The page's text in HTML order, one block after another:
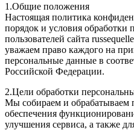
1.Общие положения
Настоящая политика
порядок и условия обработки
пользователей сайта
уважаем право каждого на
персональные данные в
Российской Федерации.
2.Цели обработки
Мы собираем и обрабатываем
обеспечения
улучшения сервиса, а также